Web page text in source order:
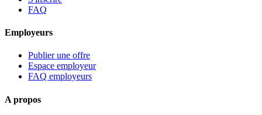
FAQ
Employeurs
Publier une offre
Espace employeur
FAQ employeurs
A propos